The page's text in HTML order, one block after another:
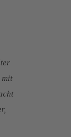
mit